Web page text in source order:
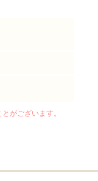
がございます。